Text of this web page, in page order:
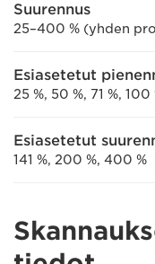
Suurennus
25–400 % (yhden
Esiasetetut
25 %, 50 %, 71 %, 100
Esiasetetut
141 %, 200 %, 400 %